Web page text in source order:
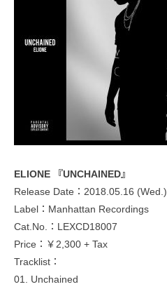
ELIONE 『UNCHAINED』
Release Date：2018.05.16 (Wed.)
Label：Manhattan Recordings
Cat.No.：LEXCD18007
Price：￥2,300 + Tax
Tracklist：
01. Unchained